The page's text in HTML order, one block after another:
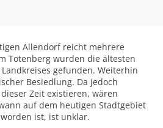
Allendorf reicht mehrere
Totenberg wurden die ältesten
gefunden. Weiterhin
Besiedlung. Da jedoch
Zeit existieren, wären
auf dem heutigen Stadtgebiet
ist, ist unklar.